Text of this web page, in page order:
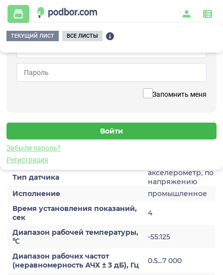
Запомнить меня
Забыли пароль?
Регистрация
ТЕКУЩИЙ ЛИСТ ВСЕ ЛИСТЫ
Главная / Контрольно-измерительные приборы и автоматика / Датчики /
Виброускорения / 1V295HT-100
Датчик виброускорения
Характеристики
Тип датчика
акселерометр, по
напряжению
Исполнение
промышленное
Время установления показаний,
сек
4
Диапазон рабочей температуры,
℃
-55:125
Диапазон рабочих частот
(неравномерность АЧХ ± 3 дБ), Гц
0.5...7 000